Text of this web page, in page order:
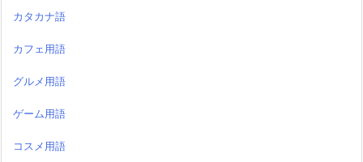
カタカナ語
カフェ用語
グルメ用語
ゲーム用語
コスメ用語